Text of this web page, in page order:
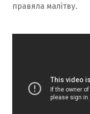
правяла малітву.